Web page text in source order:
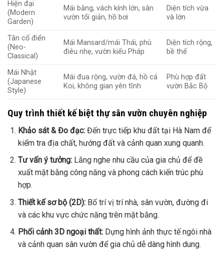
Hiện đại
(Modern
Garden)
Mái bằng, vách kính lớn, sân
vườn tối giản, hồ bơi
Diện tích vừa
và lớn
Tân cổ điển
(Neo-
Classical)
Mái Mansard/mái Thái, phù
điêu nhẹ, vườn kiểu Pháp
Diện tích rộng,
bề thế
Mái Nhật
(Japanese
Style)
Mái đua rộng, vườn đá, hồ cá
Koi, không gian yên tĩnh
Phù hợp đất
vườn Bắc Bộ
Quy trình thiết kế biệt thự sân vườn chuyên nghiệp
Khảo sát & Đo đạc:Đến trực tiếp khu đất tại Hà Nam để
kiểm tra địa chất, hướng đất và cảnh quan xung quanh.
Tư vấn ý tưởng:Lắng nghe nhu cầu của gia chủ để đề
xuất mặt bằng công năng và phong cách kiến trúc phù
hợp.
Thiết kế sơ bộ (2D):Bố trí vị trí nhà, sân vườn, đường đi
và các khu vực chức năng trên mặt bằng.
Phối cảnh 3D ngoại thất:Dựng hình ảnh thực tế ngôi nhà
và cảnh quan sân vườn để gia chủ dễ dàng hình dung.